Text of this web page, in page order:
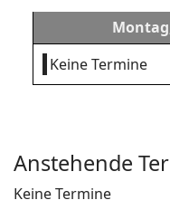
Keine Termine
Anstehende
Keine Termine